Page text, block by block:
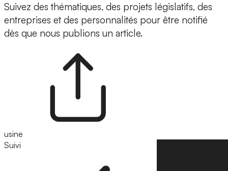
Suivez des thématiques, des projets législatifs, des
entreprises et des personnalités pour être notifié
dès que nous publions un article.
usine
Suivi